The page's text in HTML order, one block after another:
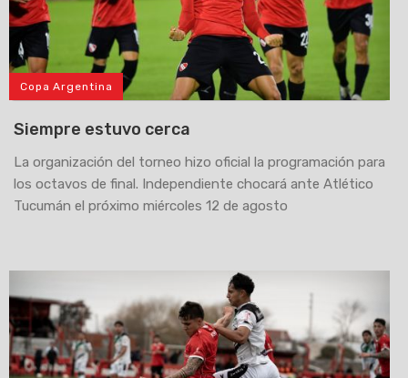
Copa Argentina
Siempre estuvo cerca
La organización del torneo hizo oficial la programación para
los octavos de final. Independiente chocará ante Atlético
Tucumán el próximo miércoles 12 de agosto